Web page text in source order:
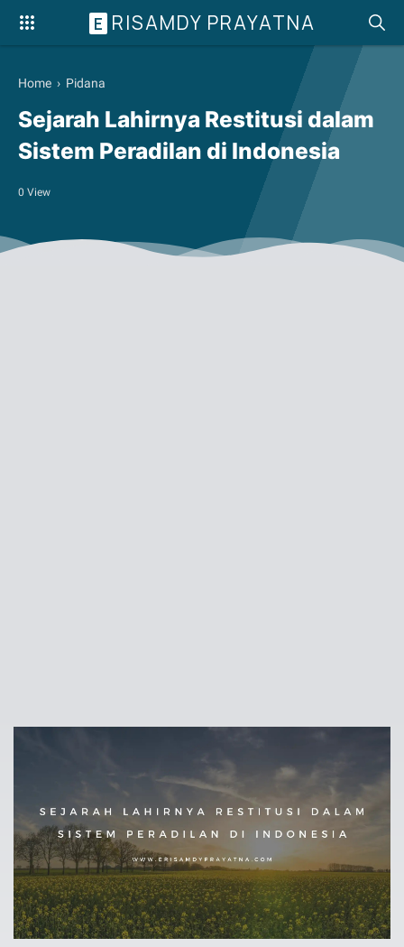
E RISAMDY PRAYATNA
Home › Pidana
Sejarah Lahirnya Restitusi dalam
Sistem Peradilan di Indonesia
0 View